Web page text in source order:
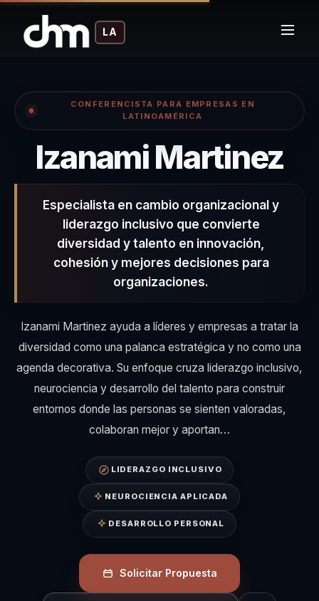
LA
CONFERENCISTA PARA EMPRESAS EN
LATINOAMÉRICA
Izanami Martinez–
Especialista en cambio organizacional y
liderazgo inclusivo que convierte
diversidad y talento en innovación,
cohesión y mejores decisiones para
organizaciones.
Izanami Martinez ayuda a líderes y empresas a tratar la
diversidad como una palanca estratégica y no como una
agenda decorativa. Su enfoque cruza liderazgo inclusivo,
neurociencia y desarrollo del talento para construir
entornos donde las personas se sienten valoradas,
colaboran mejor y aportan…
LIDERAZGO INCLUSIVO
NEUROCIENCIA APLICADA
DESARROLLO PERSONAL
Solicitar Propuesta